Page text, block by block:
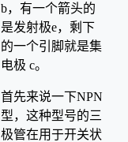
b，有一个箭头的
是发射极e，剩下
的一个引脚就是集
电极 c。
首先来说一下NPN
型，这种型号的三
极管在用于开关状